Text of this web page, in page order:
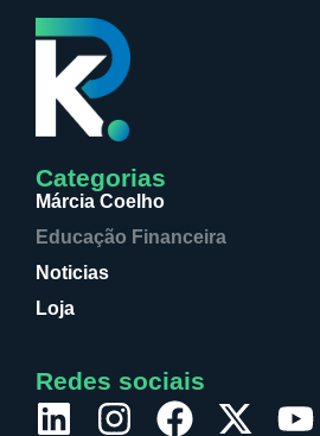
Categorias
Márcia Coelho
Educação Financeira
Noticias
Loja
Redes sociais